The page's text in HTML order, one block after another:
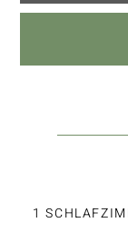
1